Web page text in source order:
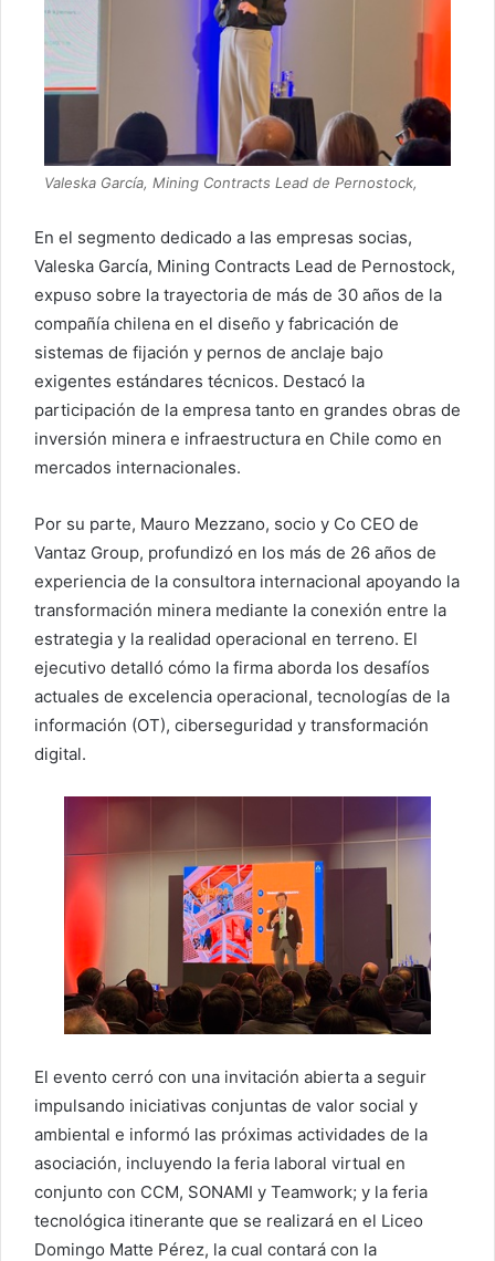
Valeska García, Mining Contracts Lead de Pernostock,
En el segmento dedicado a las empresas socias,
Valeska García, Mining Contracts Lead de Pernostock,
expuso sobre la trayectoria de más de 30 años de la
compañía chilena en el diseño y fabricación de
sistemas de fijación y pernos de anclaje bajo
exigentes estándares técnicos. Destacó la
participación de la empresa tanto en grandes obras de
inversión minera e infraestructura en Chile como en
mercados internacionales.
Por su parte, Mauro Mezzano, socio y Co CEO de
Vantaz Group, profundizó en los más de 26 años de
experiencia de la consultora internacional apoyando la
transformación minera mediante la conexión entre la
estrategia y la realidad operacional en terreno. El
ejecutivo detalló cómo la firma aborda los desafíos
actuales de excelencia operacional, tecnologías de la
información (OT), ciberseguridad y transformación
digital.
El evento cerró con una invitación abierta a seguir
impulsando iniciativas conjuntas de valor social y
ambiental e informó las próximas actividades de la
asociación, incluyendo la feria laboral virtual en
conjunto con CCM, SONAMI y Teamwork; y la feria
tecnológica itinerante que se realizará en el Liceo
Domingo Matte Pérez, la cual contará con la